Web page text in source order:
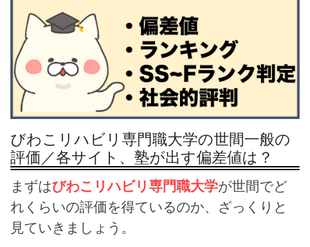
びわこリハビリ専門職大学の世間一般の
評価／各サイト、塾が出す偏差値は？
まずはびわこリハビリ専門職大学が世間でど
れくらいの評価を得ているのか、ざっくりと
見ていきましょう。